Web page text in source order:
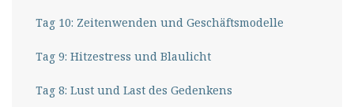
Tag 10: Zeitenwenden und Geschäftsmodelle
Tag 9: Hitzestress und Blaulicht
Tag 8: Lust und Last des Gedenkens